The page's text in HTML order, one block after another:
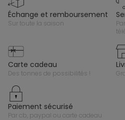
échange et remboursement
sur toute la saison
par whatsapp, e-mail ou
carte cadeau
des tonnes de possibilités !
paiement sécurisé
par cb, paypal ou carte cadeau